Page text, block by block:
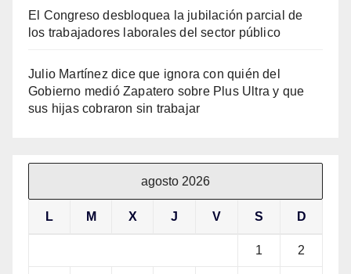
El Congreso desbloquea la jubilación parcial de
los trabajadores laborales del sector público
Julio Martínez dice que ignora con quién del
Gobierno medió Zapatero sobre Plus Ultra y que
sus hijas cobraron sin trabajar
agosto 2026
L M X J V S D
1 2